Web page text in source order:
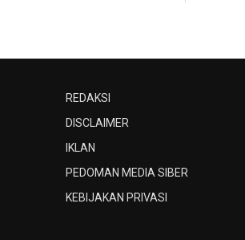
REDAKSI
DISCLAIMER
IKLAN
PEDOMAN MEDIA SIBER
KEBIJAKAN PRIVASI